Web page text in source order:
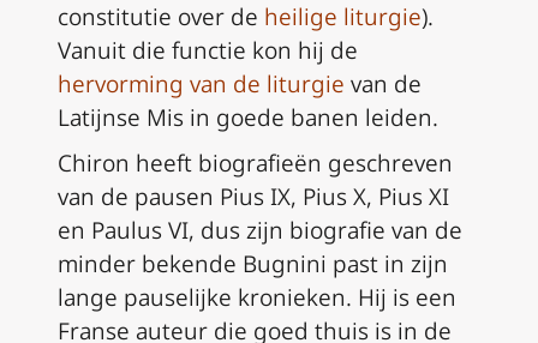
constitutie over de heilige liturgie).
Vanuit die functie kon hij de
hervorming van de liturgie van de
Latijnse Mis in goede banen leiden.
Chiron heeft biografieën geschreven
van de pausen Pius IX, Pius X, Pius XI
en Paulus VI, dus zijn biografie van de
minder bekende Bugnini past in zijn
lange pauselijke kronieken. Hij is een
Franse auteur die goed thuis is in de